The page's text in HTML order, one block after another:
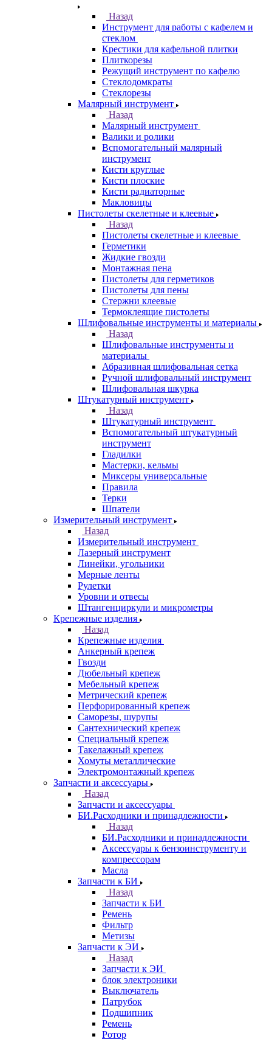
Назад
Инструмент для работы с кафелем и
стеклом
Крестики для кафельной плитки
Плиткорезы
Режущий инструмент по кафелю
Стеклодомкраты
Стеклорезы
Малярный инструмент
Назад
Малярный инструмент
Валики и ролики
Вспомогательный малярный
инструмент
Кисти круглые
Кисти плоские
Кисти радиаторные
Макловицы
Пистолеты скелетные и клеевые
Назад
Пистолеты скелетные и клеевые
Герметики
Жидкие гвозди
Монтажная пена
Пистолеты для герметиков
Пистолеты для пены
Стержни клеевые
Термоклеящие пистолеты
Шлифовальные инструменты и материалы
Назад
Шлифовальные инструменты и
материалы
Абразивная шлифовальная сетка
Ручной шлифовальный инструмент
Шлифовальная шкурка
Штукатурный инструмент
Назад
Штукатурный инструмент
Вспомогательный штукатурный
инструмент
Гладилки
Мастерки, кельмы
Миксеры универсальные
Правила
Терки
Шпатели
Измерительный инструмент
Назад
Измерительный инструмент
Лазерный инструмент
Линейки, угольники
Мерные ленты
Рулетки
Уровни и отвесы
Штангенциркули и микрометры
Крепежные изделия
Назад
Крепежные изделия
Анкерный крепеж
Гвозди
Дюбельный крепеж
Мебельный крепеж
Метрический крепеж
Перфорированный крепеж
Саморезы, шурупы
Сантехнический крепеж
Специальный крепеж
Такелажный крепеж
Хомуты металлические
Электромонтажный крепеж
Запчасти и аксессуары
Назад
Запчасти и аксессуары
БИ.Расходники и принадлежности
Назад
БИ.Расходники и принадлежности
Аксессуары к бензоинструменту и
компрессорам
Масла
Запчасти к БИ
Назад
Запчасти к БИ
Ремень
Фильтр
Метизы
Запчасти к ЭИ
Назад
Запчасти к ЭИ
блок электроники
Выключатель
Патрубок
Подшипник
Ремень
Ротор